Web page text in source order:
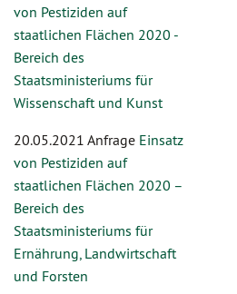
von Pestiziden auf
staatlichen Flächen 2020 -
Bereich des
Staatsministeriums für
Wissenschaft und Kunst
20.05.2021 Anfrage Einsatz
von Pestiziden auf
staatlichen Flächen 2020 –
Bereich des
Staatsministeriums für
Ernährung, Landwirtschaft
und Forsten